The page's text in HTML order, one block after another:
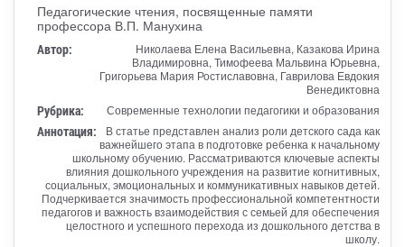
Педагогические чтения, посвященные памяти
профессора В.П. Манухина
Автор:
Николаева Елена Васильевна, Казакова Ирина
Владимировна, Тимофеева Мальвина Юрьевна,
Григорьева Мария Ростиславовна, Гаврилова Евдокия
Венедиктовна
Рубрика: Современные технологии педагогики и образования
Аннотация:
В статье представлен анализ роли детского сада как
важнейшего этапа в подготовке ребенка к начальному
школьному обучению. Рассматриваются ключевые аспекты
влияния дошкольного учреждения на развитие когнитивных,
социальных, эмоциональных и коммуникативных навыков детей.
Подчеркивается значимость профессиональной компетентности
педагогов и важность взаимодействия с семьей для обеспечения
целостного и успешного перехода из дошкольного детства в
школу.